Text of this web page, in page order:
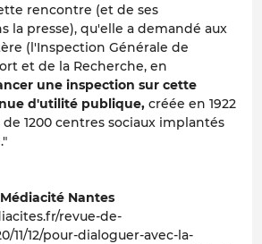
rencontre (et de ses
la presse), qu'elle a demandé aux
(l'Inspection Générale de
et de la Recherche, en
une inspection sur cette
d'utilité publique, créée en 1922
1200 centres sociaux implantés
Nantes
revue-de-
11/12/pour-dialoguer-avec-la-